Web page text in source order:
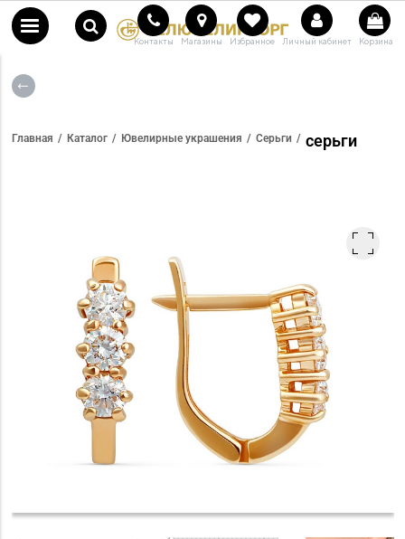
Контакты Магазины Избранное Личный кабинет Корзина
Главная Каталог Ювелирные украшения Серьги серьги